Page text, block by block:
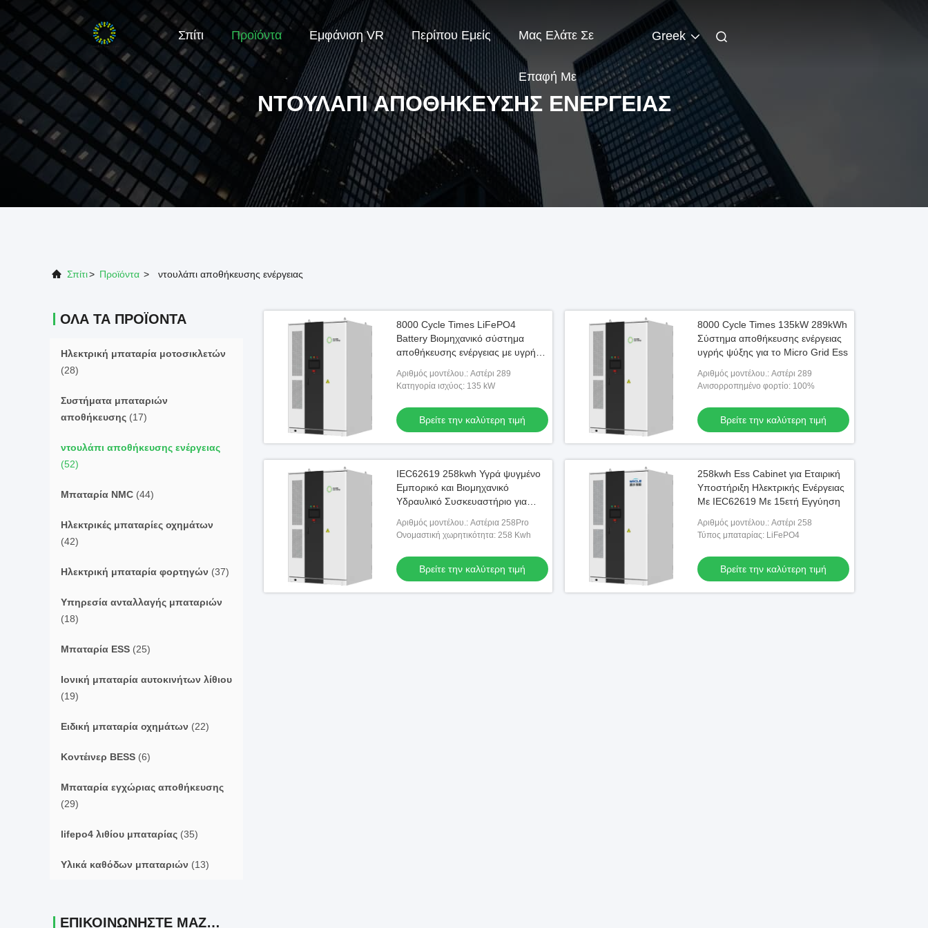
Σπίτι Προϊόντα Εμφάνιση VR Περίπου Εμείς Μας Ελάτε Σε
Επαφή Με
Greek
ΝΤΟΥΛΆΠΙ ΑΠΟΘΉΚΕΥΣΗΣ ΕΝΈΡΓΕΙΑΣ
Σπίτι> Προϊόντα > ντουλάπι αποθήκευσης ενέργειας
ΌΛΑ ΤΑ ΠΡΟΪΌΝΤΑ
Ηλεκτρική μπαταρία μοτοσικλετών
(28)
Συστήματα μπαταριών
αποθήκευσης (17)
ντουλάπι αποθήκευσης ενέργειας
(52)
Μπαταρία NMC (44)
Ηλεκτρικές μπαταρίες οχημάτων
(42)
Ηλεκτρική μπαταρία φορτηγών (37)
Υπηρεσία ανταλλαγής μπαταριών
(18)
Μπαταρία ESS (25)
Ιονική μπαταρία αυτοκινήτων λίθιου
(19)
Ειδική μπαταρία οχημάτων (22)
Κοντέινερ BESS (6)
Μπαταρία εγχώριας αποθήκευσης
(29)
lifepo4 λιθίου μπαταρίας (35)
Υλικά καθόδων μπαταριών (13)
ΕΠΙΚΟΙΝΩΝΉΣΤΕ ΜΑΖΊ ΜΑΣ
8000 Cycle Times LiFePO4
Battery Βιομηχανικό σύστημα
αποθήκευσης ενέργειας με υγρή
Αριθμός μοντέλου.: Αστέρι 289
Κατηγορία ισχύος: 135 kW
Βρείτε την καλύτερη τιμή
8000 Cycle Times 135kW 289kWh
Σύστημα αποθήκευσης ενέργειας
υγρής ψύξης για το Micro Grid Ess
Αριθμός μοντέλου.: Αστέρι 289
Ανισορροπημένο φορτίο: 100%
Βρείτε την καλύτερη τιμή
IEC62619 258kwh Υγρά ψυγμένο
Εμπορικό και Βιομηχανικό
Υδραυλικό Συσκευαστήριο για
Αριθμός μοντέλου.: Αστέρια 258Pro
Ονομαστική χωρητικότητα: 258 Kwh
Βρείτε την καλύτερη τιμή
258kwh Ess Cabinet για Εταιρική
Υποστήριξη Ηλεκτρικής Ενέργειας
Με IEC62619 Με 15ετή Εγγύηση
Αριθμός μοντέλου.: Αστέρι 258
Τύπος μπαταρίας: LiFePO4
Βρείτε την καλύτερη τιμή